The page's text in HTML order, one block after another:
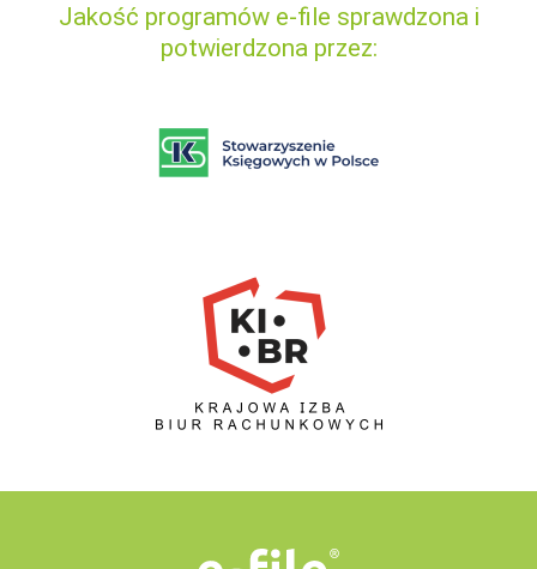
Jakość programów e-file sprawdzona i
potwierdzona przez: